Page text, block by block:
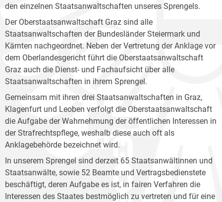
den einzelnen Staatsanwaltschaften unseres Sprengels.
Der Oberstaatsanwaltschaft Graz sind alle
Staatsanwaltschaften der Bundesländer Steiermark und
Kärnten nachgeordnet. Neben der Vertretung der Anklage vor
dem Oberlandesgericht führt die Oberstaatsanwaltschaft
Graz auch die Dienst- und Fachaufsicht über alle
Staatsanwaltschaften in ihrem Sprengel.
Gemeinsam mit ihren drei Staatsanwaltschaften in Graz,
Klagenfurt und Leoben verfolgt die Oberstaatsanwaltschaft
die Aufgabe der Wahrnehmung der öffentlichen Interessen in
der Strafrechtspflege, weshalb diese auch oft als
Anklagebehörde bezeichnet wird.
In unserem Sprengel sind derzeit 65 Staatsanwältinnen und
Staatsanwälte, sowie 52 Beamte und Vertragsbedienstete
beschäftigt, deren Aufgabe es ist, in fairen Verfahren die
Interessen des Staates bestmöglich zu vertreten und für eine